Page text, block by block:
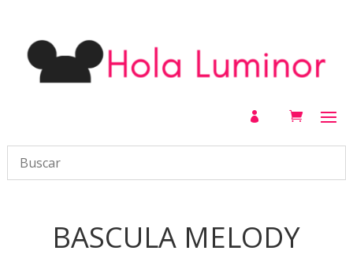

BASCULA MELODY